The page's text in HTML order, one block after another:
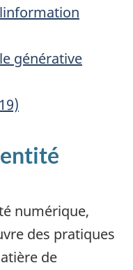
générative
numérique,
des pratiques
de